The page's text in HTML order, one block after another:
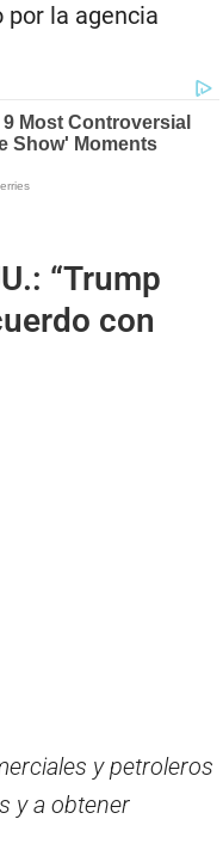
por la agencia
“Trump
con
y petroleros
y a obtener